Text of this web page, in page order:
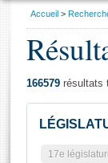
Vous
Accueil
166579 résultats
17e